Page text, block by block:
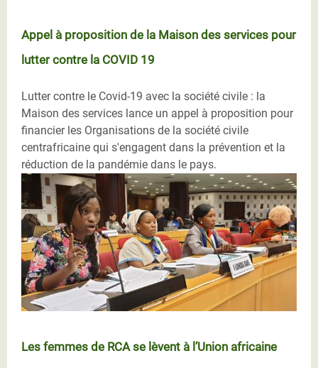
Appel à proposition de la Maison des services pour
lutter contre la COVID 19
Lutter contre le Covid-19 avec la société civile : la
Maison des services lance un appel à proposition pour
financier les Organisations de la société civile
centrafricaine qui s'engagent dans la prévention et la
réduction de la pandémie dans le pays.
Les femmes de RCA se lèvent à l’Union africaine